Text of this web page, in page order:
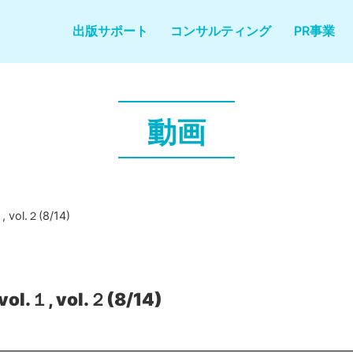
出版サポート コンサルティング PR事業
動画
vol.２(8/14)
１, vol.２(8/14)